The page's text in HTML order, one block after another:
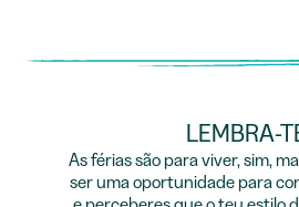
LEMBRA-
As férias são para viver, sim,
ser uma oportunidade para